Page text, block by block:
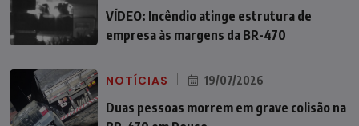
VÍDEO: Incêndio atinge estrutura de
empresa às margens da BR-470
NOTÍCIAS 19/07/2026
Duas pessoas morrem em grave colisão na